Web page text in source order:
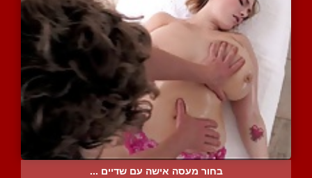
בחור מעסה אישה עם שדיים ...